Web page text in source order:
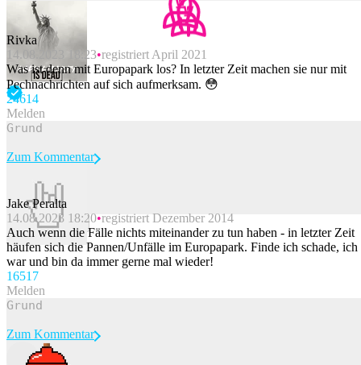
Rivka
14.08.2023 18:23 registriert April 2021
Was ist denn mit Europapark los? In letzter Zeit machen sie nur mit
Pechnachrichten auf sich aufmerksam. 😳
24614
Melden
Beitrag melden
Zum Kommentar
Jake Peralta
14.08.2023 18:20 registriert Dezember 2014
Auch wenn die Fälle nichts miteinander zu tun haben - in letzter Zeit
häufen sich die Pannen/Unfälle im Europapark. Finde ich schade, ich
war und bin da immer gerne mal wieder!
16517
Melden
Zum Kommentar